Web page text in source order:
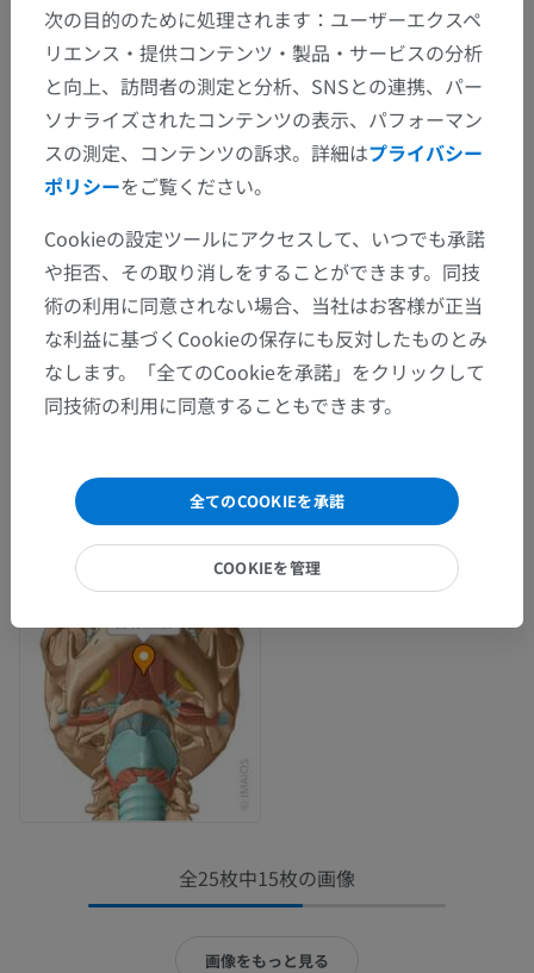
全25枚中15枚の画像
画像をもっと見る
次の目的のために処理されます：ユーザーエクスペ
リエンス・提供コンテンツ・製品・サービスの分析
と向上、訪問者の測定と分析、SNSとの連携、パー
ソナライズされたコンテンツの表示、パフォーマン
スの測定、コンテンツの訴求。詳細はプライバシー
ポリシーをご覧ください。
Cookieの設定ツールにアクセスして、いつでも承諾
や拒否、その取り消しをすることができます。同技
術の利用に同意されない場合、当社はお客様が正当
な利益に基づくCookieの保存にも反対したものとみ
なします。「全てのCookieを承諾」をクリックして
同技術の利用に同意することもできます。
全てのCOOKIEを承諾
COOKIEを管理